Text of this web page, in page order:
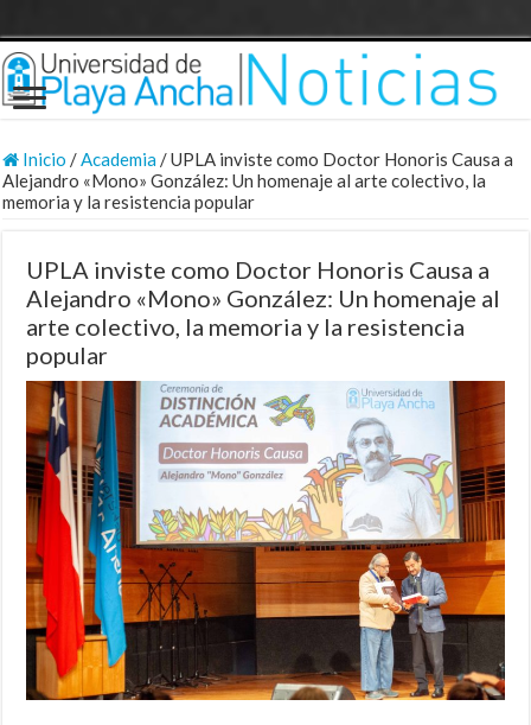
Inicio /Academia/UPLA inviste como Doctor Honoris Causa a
Alejandro «Mono» González: Un homenaje al arte colectivo, la
memoria y la resistencia popular
UPLA inviste como Doctor Honoris Causa a
Alejandro «Mono» González: Un homenaje al
arte colectivo, la memoria y la resistencia
popular